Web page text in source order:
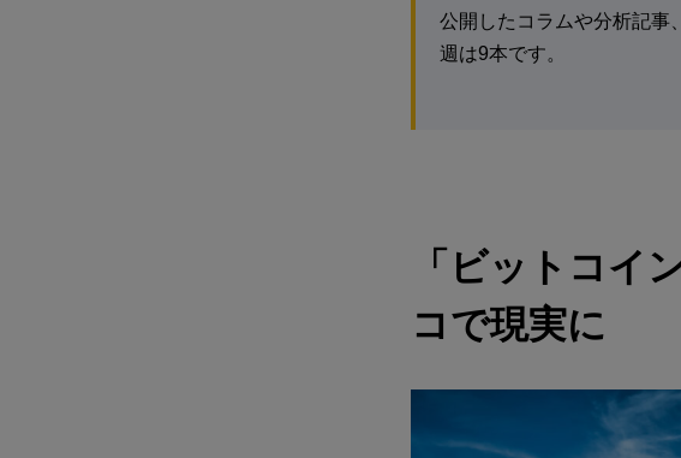
公開したコラムや分析記事
週は9本です。
「ビットコイ
コで現実に